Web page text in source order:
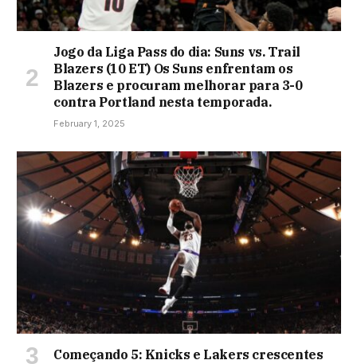
Jogo da Liga Pass do dia: Suns vs. Trail
Blazers (10 ET) Os Suns enfrentam os
Blazers e procuram melhorar para 3-0
contra Portland nesta temporada.
February 1, 2025
Começando 5: Knicks e Lakers crescentes